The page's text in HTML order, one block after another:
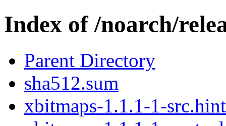
Index of /noarch/
Parent Directory
sha512.sum
xbitmaps-1.1.1-1-src.hint